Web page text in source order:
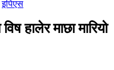
इपिएस
हालेर माछा मारियो